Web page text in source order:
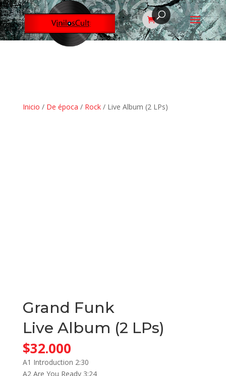
Inicio / De época / Rock/ Live Album (2 LPs)
Grand Funk
Live Album (2 LPs)
$32.000
A1 Introduction 2:30
A2 Are You Ready 3:24